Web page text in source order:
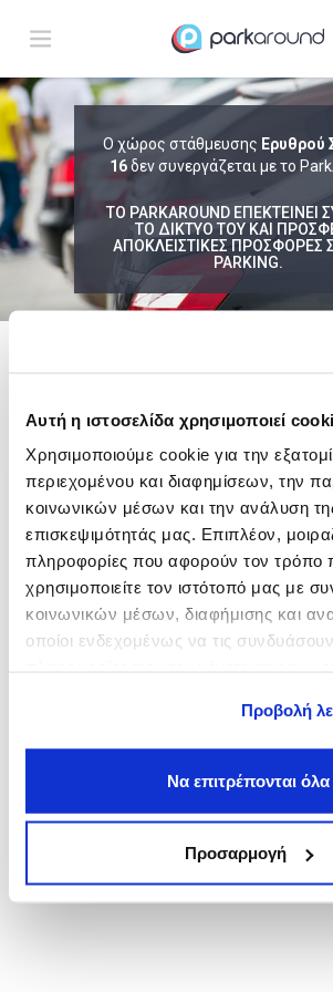
Αυτή η ιστοσελίδα χρησιμοποιεί
Χρησιμοποιούμε cookie για την
περιεχομένου και διαφημίσεων, την
κοινωνικών μέσων και την ανάλυση
επισκεψιμότητάς μας. Επιπλέον,
πληροφορίες που αφορούν τον τρόπο
χρησιμοποιείτε τον ιστότοπό μας με
κοινωνικών μέσων, διαφήμισης και
οποίοι ενδεχομένως να τις
Προβολή
Να επιτρέπονται όλα
Προσαρμογή
Ο χώρος στάθμευσης Ερυθρού
16δεν συνεργάζεται με το
ΤΟ PARKAROUND ΕΠΕΚΤΕΙΝΕΙ
ΤΟ ΔΙΚΤΥΟ ΤΟΥ ΚΑΙ
ΑΠΟΚΛΕΙΣΤΙΚΕΣ ΠΡΟΣΦΟΡΕΣ
PARKING.
ΑΠΟΤΕΛΕΣΜΑΤΑ ΓΙΑ:
ΑΦΙΞΗ Πεμ 06 Αυγ 22:00
ακολουθει μια λιστα με
Σύνταγμα
από6,00€
Πλάκα
από6,00€
Πανεπιστήμιο
Νομική